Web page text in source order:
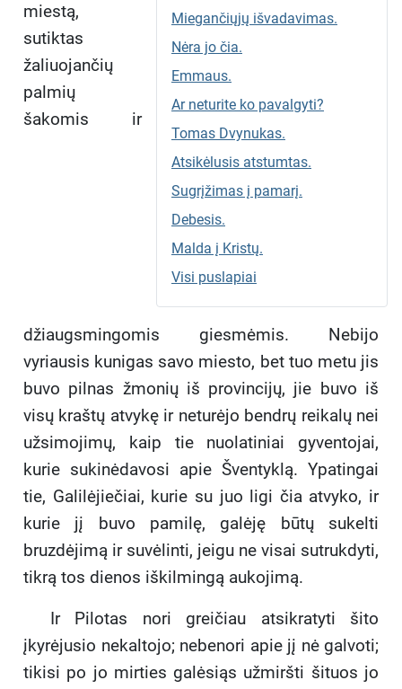
Miegančiųjų išvadavimas.
Nėra jo čia.
Emmaus.
Ar neturite ko pavalgyti?
Tomas Dvynukas.
Atsikėlusis atstumtas.
Sugrįžimas į pamarį.
Debesis.
Malda į Kristų.
Visi puslapiai
miestą,
sutiktas
žaliuojančių
palmių
šakomis ir
džiaugsmingomis giesmėmis. Nebijo
vyriausis kunigas savo miesto, bet tuo metu jis
buvo pilnas žmonių iš provincijų, jie buvo iš
visų kraštų atvykę ir neturėjo bendrų reikalų nei
užsimojimų, kaip tie nuolatiniai gyventojai,
kurie sukinėdavosi apie Šventyklą. Ypatingai
tie, Galilėjiečiai, kurie su juo ligi čia atvyko, ir
kurie jį buvo pamilę, galėję būtų sukelti
bruzdėjimą ir suvėlinti, jeigu ne visai sutrukdyti,
tikrą tos dienos iškilmingą aukojimą.
Ir Pilotas nori greičiau atsikratyti šito
įkyrėjusio nekaltojo; nebenori apie jį nė galvoti;
tikisi po jo mirties galėsiąs užmiršti šituos jo